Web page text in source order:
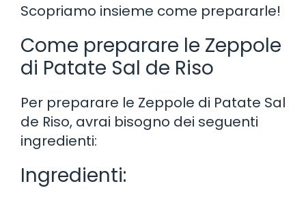
Scopriamo insieme come prepararle!
Come preparare le Zeppole
di Patate Sal de Riso
Per preparare le Zeppole di Patate Sal
de Riso, avrai bisogno dei seguenti
ingredienti:
Ingredienti: